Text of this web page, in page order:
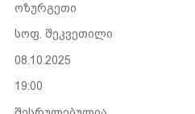
ოზურგეთი
სოფ. შეკვეთილი
08.10.2025
19:00